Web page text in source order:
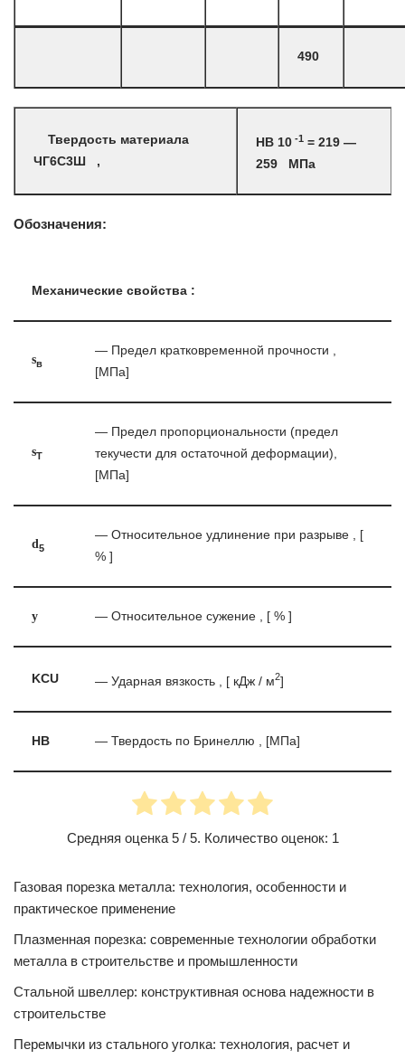
490
Твердость материала
ЧГ6С3Ш ,
HB 10 -1 = 219 —
259 МПа
Обозначения:
Механические свойства :
sв
— Предел кратковременной прочности ,
[МПа]
sT
— Предел пропорциональности (предел
текучести для остаточной деформации),
[МПа]
d5
— Относительное удлинение при разрыве , [
% ]
y — Относительное сужение , [ % ]
KCU — Ударная вязкость , [ кДж / м2]
HB — Твердость по Бринеллю , [МПа]
Средняя оценка 5/ 5. Количество оценок: 1
Газовая порезка металла: технология, особенности и
практическое применение
Плазменная порезка: современные технологии обработки
металла в строительстве и промышленности
Стальной швеллер: конструктивная основа надежности в
строительстве
Перемычки из стального уголка: технология, расчет и